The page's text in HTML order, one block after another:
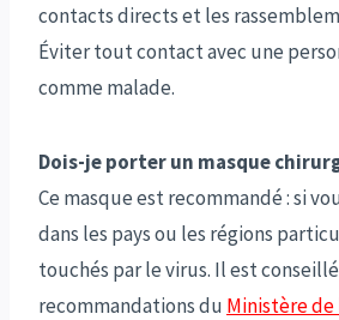
contacts directs et les
Éviter tout contact avec une
comme malade.
Dois-je porter un masque
Ce masque est recommandé : si
dans les pays ou les régions
touchés par le virus. Il est
recommandations du Ministère de